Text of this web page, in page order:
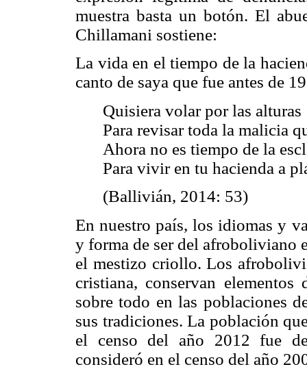
muestra basta un botón. El
Chillamani sostiene:
La vida en el tiempo de la
canto de saya que fue antes de
Quisiera volar por las alturas
Para revisar toda la malicia
Ahora no es tiempo de la
Para vivir en tu hacienda a
(Ballivián, 2014: 53)
En nuestro país, los idiomas y
y forma de ser del afroboliviano
el mestizo criollo. Los
cristiana, conservan
sobre todo en las poblaciones
sus tradiciones. La población
el censo del año 2012 fue
consideró en el censo del año